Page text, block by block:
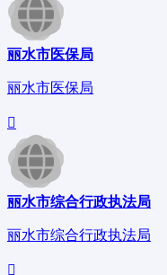
丽水市医保局
丽水市医保局
丽水市综合行政执法局
丽水市综合行政执法局